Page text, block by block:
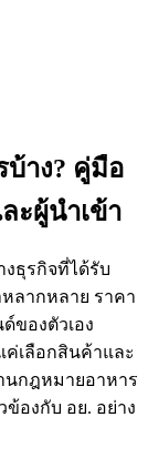
บ้าง? คู่มือ
ะผู้นำเข้า
งธุรกิจที่ได้รับ
ลากหลาย ราคา
ของตัวเอง
ค่เลือกสินค้าและ
นกฎหมายอาหาร
องกับ อย. อย่าง